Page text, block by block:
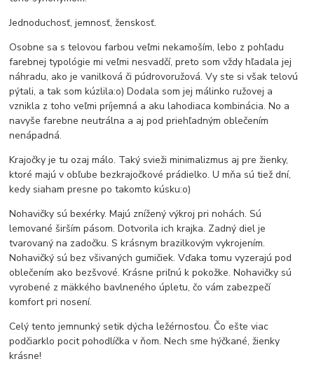
Jednoduchosť, jemnosť, ženskosť.
Osobne sa s telovou farbou veľmi nekamoším, lebo z pohľadu
farebnej typológie mi veľmi nesvadčí, preto som vždy hľadala jej
náhradu, ako je vanilková či púdrovoružová. Vy ste si však telovú
pýtali, a tak som kúzlila:o) Dodala som jej málinko ružovej a
vznikla z toho veľmi príjemná a aku lahodiaca kombinácia. No a
navyše farebne neutrálna a aj pod priehľadným oblečením
nenápadná.
Krajočky je tu ozaj málo. Taký svieži minimalizmus aj pre žienky,
ktoré majú v obľube bezkrajočkové prádielko. U mňa sú tiež dní,
kedy siaham presne po takomto kúsku:o)
Nohavičky sú bexérky. Majú znížený výkroj pri nohách. Sú
lemované širším pásom. Dotvorila ich krajka. Zadný diel je
tvarovaný na zadočku. S krásnym brazilkovým vykrojením.
Nohavičký sú bez všivaných gumičiek. Vďaka tomu vyzerajú pod
oblečením ako bezšvové. Krásne priľnú k pokožke. Nohavičky sú
vyrobené z mäkkého bavlneného úpletu, čo vám zabezpečí
komfort pri nosení.
Celý tento jemnunký setik dýcha ležérnosťou. Čo ešte viac
podčiarklo pocit pohodlíčka v ňom. Nech sme hýčkané, žienky
krásne!